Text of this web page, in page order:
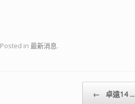
Posted in 最新消息.
Post navigation
← 卓遠14 ...